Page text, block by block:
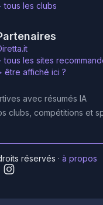
tous les clubs
tous les sites
être affiché ici ?
avec résumés IA
clubs, compétitions et
réservés · à propos